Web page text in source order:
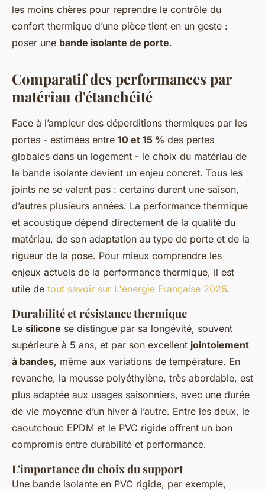
les moins chères pour reprendre le contrôle du
confort thermique d’une pièce tient en un geste :
poser une bande isolante de porte.
Comparatif des performances par
matériau d'étanchéité
Face à l’ampleur des déperditions thermiques par les
portes - estimées entre 10 et 15 % des pertes
globales dans un logement - le choix du matériau de
la bande isolante devient un enjeu concret. Tous les
joints ne se valent pas : certains durent une saison,
d’autres plusieurs années. La performance thermique
et acoustique dépend directement de la qualité du
matériau, de son adaptation au type de porte et de la
rigueur de la pose. Pour mieux comprendre les
enjeux actuels de la performance thermique, il est
utile de tout savoir sur L'énergie Française 2026.
Durabilité et résistance thermique
Le silicone se distingue par sa longévité, souvent
supérieure à 5 ans, et par son excellent jointoiement
à bandes, même aux variations de température. En
revanche, la mousse polyéthylène, très abordable, est
plus adaptée aux usages saisonniers, avec une durée
de vie moyenne d’un hiver à l’autre. Entre les deux, le
caoutchouc EPDM et le PVC rigide offrent un bon
compromis entre durabilité et performance.
L'importance du choix du support
Une bande isolante en PVC rigide, par exemple,